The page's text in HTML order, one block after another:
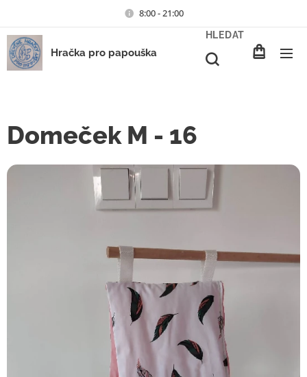
8:00 - 21:00
Hračka pro papouška
HLEDAT
Domeček M - 16